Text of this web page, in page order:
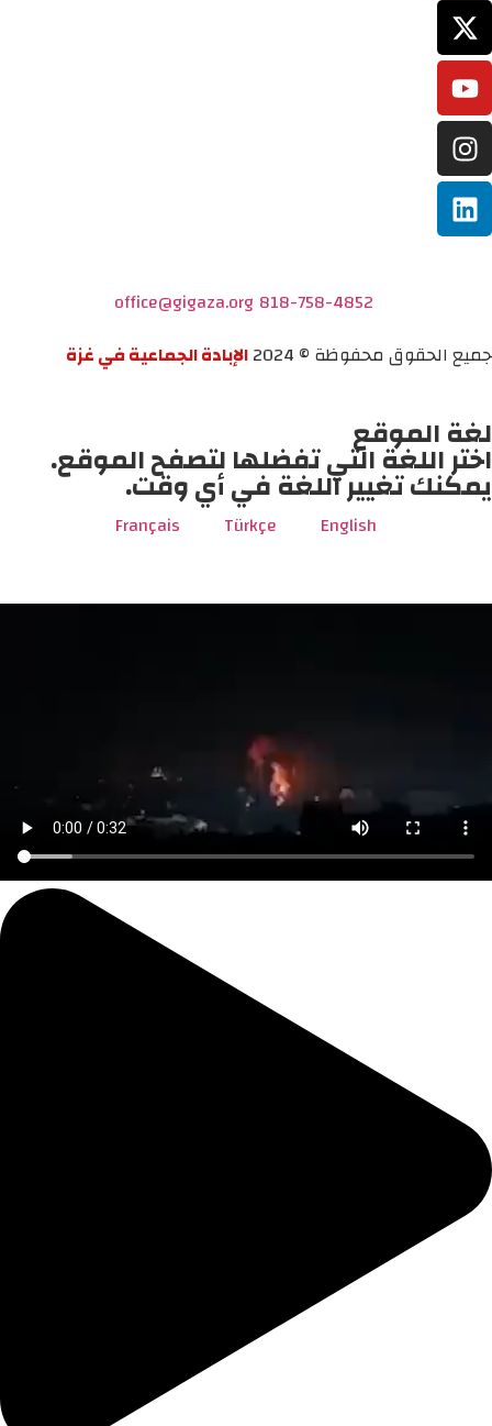
818-758-4852
office@gigaza.org
جميع الحقوق محفوظة © 2024
الإبادة الجماعية في غزة
لغة الموقع
اختر اللغة التي تفضلها لتصفح الموقع.
يمكنك تغيير اللغة في أي وقت.
English
Türkçe
Français